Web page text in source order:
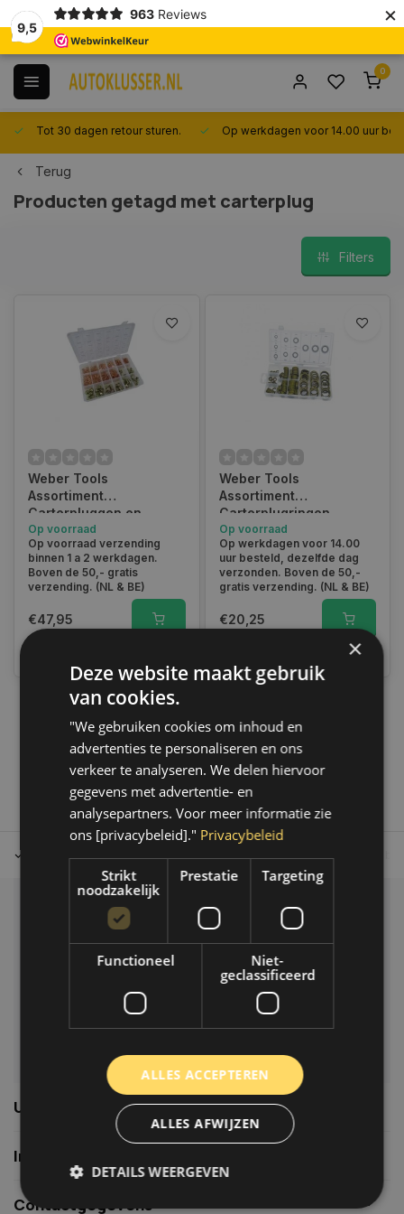
9,5
963 Reviews ×
0
Tot 30 dagen retour sturen. Op werkdagen voor 14.00 uur
Terug
Producten getagd met carterplug
Filters
Weber Tools
Assortiment
Carterpluggen en
afdichtingen FD-0071
Op voorraad
Op voorraad verzending
binnen 1 a 2 werkdagen.
Boven de 50,- gratis
verzending. (NL & BE)
€47,95
Weber Tools
Assortiment
Carterplugringen
rubber 150 pcs FD-2241
Op voorraad
Op werkdagen voor 14.00
uur besteld, dezelfde dag
verzonden. Boven de 50,-
gratis verzending. (NL & BE)
€20,25
1
Tot 30 dagen retour sturen. Op werkdagen voor 14.00 uur
Klantenservice
Veelgestelde vragen
06-39119169
info@autoklusser.nl
Usefull links
Informatie
Contactgegevens
×
Deze website maakt gebruik
van cookies.
"We gebruiken cookies om inhoud en
advertenties te personaliseren en ons
verkeer te analyseren. We delen hiervoor
gegevens met advertentie- en
analysepartners. Voor meer informatie zie
ons [privacybeleid]." Privacybeleid
Strikt
noodzakelijk
Prestatie Targeting
Functioneel
Niet-
geclassificeerd
ALLES ACCEPTEREN
ALLES AFWIJZEN
DETAILS WEERGEVEN